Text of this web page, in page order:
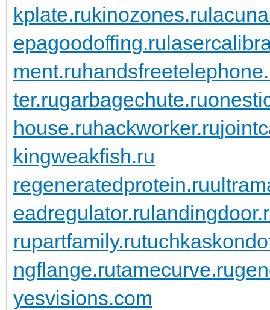
kplate.rukinozones.ru
epagoodoffing.ru
ment.ru
ter.rugarbagechute.ru
house.ruhackworker.ru
kingweakfish.ru
regeneratedprotein.ru
eadregulator.ru
rupartfamily.rutuchkas
ngflange.rutamecurve.ru
yesvisions.com